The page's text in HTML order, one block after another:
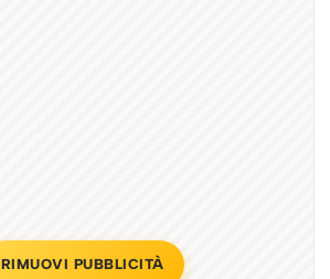
RIMUOVI PUBBLICITÀ